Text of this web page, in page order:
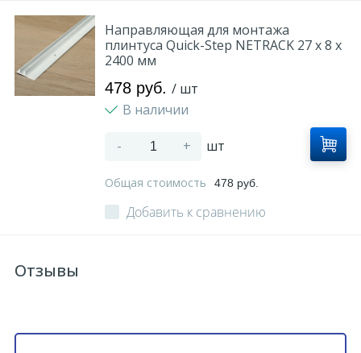
Направляющая для монтажа
плинтуса Quick-Step NETRACK 27 x 8 x
2400 мм
478 руб. / шт
В наличии
- + шт
Общая стоимость 478 руб.
Добавить к сравнению
Отзывы